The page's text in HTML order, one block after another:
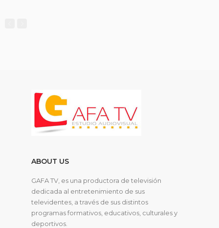
ABOUT US
GAFA TV, es una productora de televisión
dedicada al entretenimiento de sus
televidentes, a través de sus distintos
programas formativos, educativos, culturales y
deportivos.